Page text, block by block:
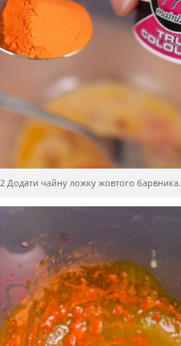
Додати чайну ложку жовтого барвника.